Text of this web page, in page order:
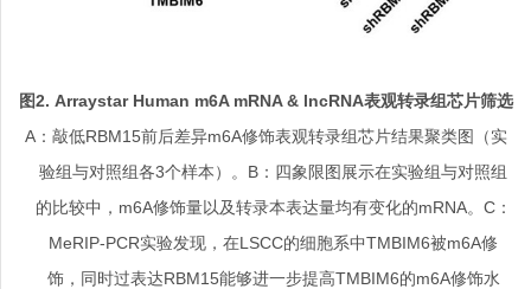
图2. Arraystar Human m6A mRNA & lncRNA表观转录组芯片筛选
A：敲低RBM15前后差异m6A修饰表观转录组芯片结果聚类图（实
验组与对照组各3个样本）。B：四象限图展示在实验组与对照组
的比较中，m6A修饰量以及转录本表达量均有变化的mRNA。C：
MeRIP-PCR实验发现，在LSCC的细胞系中TMBIM6被m6A修
饰，同时过表达RBM15能够进一步提高TMBIM6的m6A修饰水